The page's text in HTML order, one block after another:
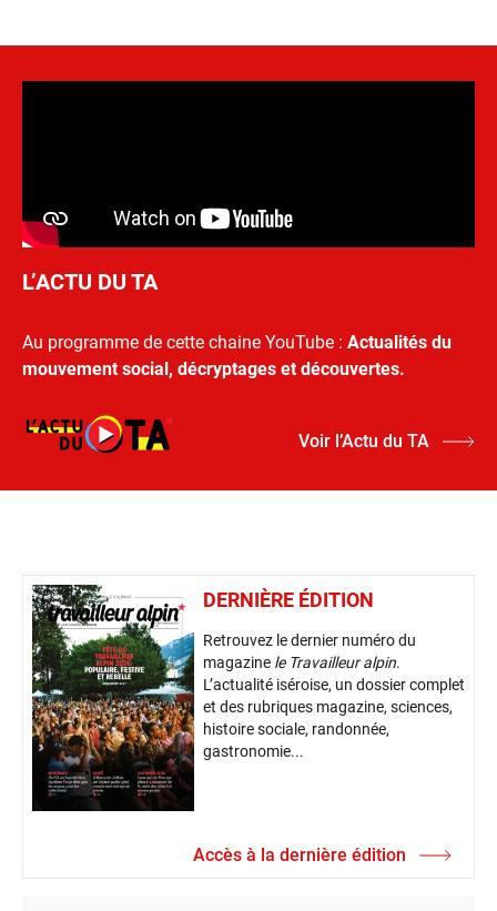
L’ACTU DU TA
Au programme de cette chaine YouTube : Actualités du
mouvement social, décryptages et découvertes.
Voir l’Actu du TA
DERNIÈRE ÉDITION
Retrouvez le dernier numéro du
magazine le Travailleur alpin.
L’actualité iséroise, un dossier complet
et des rubriques magazine, sciences,
histoire sociale, randonnée,
gastronomie...
Accès à la dernière édition